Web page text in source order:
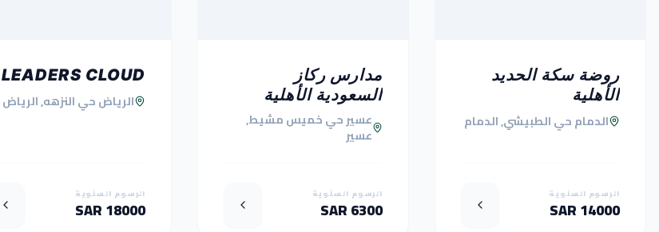
روضة سكة الحديد
الأهلية
الدمام حي الطبيشي, الدمام
الرسوم السنوية
14000 SAR
مدارس ركاز
السعودية الأهلية
عسير حي خميس مشيط,
عسير
الرسوم السنوية
6300 SAR
LEADERS CLOUD
الرياض حي النزهه, الرياض
الرسوم السنوية
18000 SAR